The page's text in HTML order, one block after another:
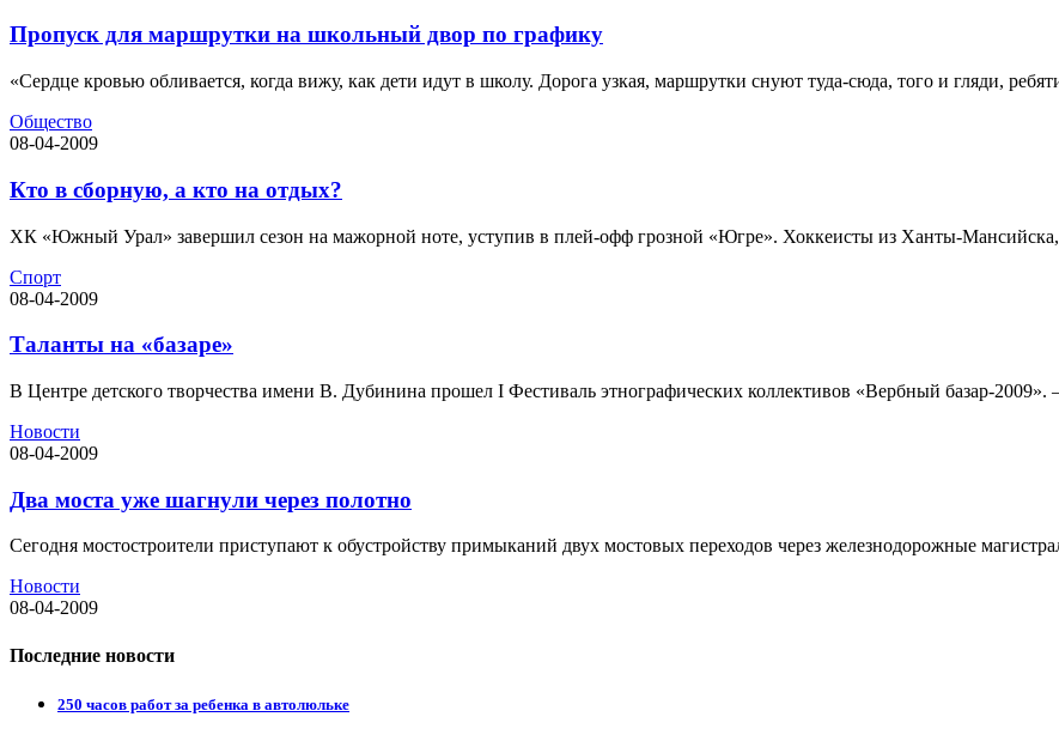
Пропуск для маршрутки на школьный двор по графику
«Сердце кровью обливается, когда вижу, как дети идут в школу. Дорога узкая, маршрутки снуют туда-сюда, того и гляди,
Общество
08-04-2009
Кто в сборную, а кто на отдых?
ХК «Южный Урал» завершил сезон на мажорной ноте, уступив в плей-офф грозной «Югре». Хоккеисты из Ханты-Мансийска,
Спорт
08-04-2009
Таланты на «базаре»
В Центре детского творчества имени В. Дубинина прошел I Фестиваль этнографических коллективов «Вербный базар-2009».
Новости
08-04-2009
Два моста уже шагнули через полотно
Сегодня мостостроители приступают к обустройству примыканий двух мостовых переходов через железнодорожные
Новости
08-04-2009
Последние новости
250 часов работ за ребенка в автолюльке